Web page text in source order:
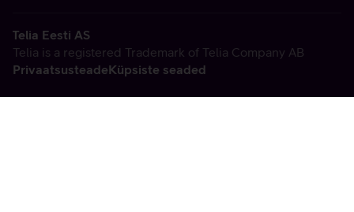
Telia Eesti AS
Telia is a registered Trademark of Telia Company AB
PrivaatsusteadeKüpsiste seaded